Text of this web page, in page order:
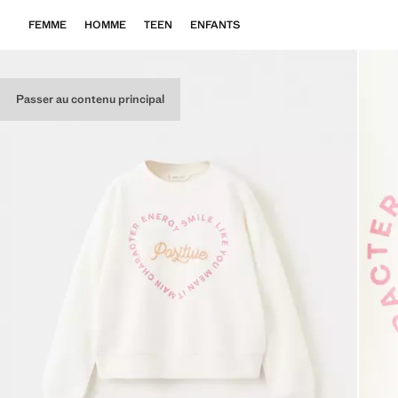
Passer au contenu principal
FEMME HOMME TEEN ENFANTS